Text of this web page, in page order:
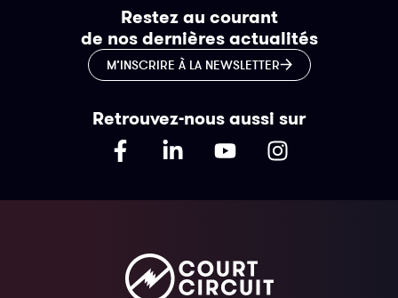
Restez au courant
de nos dernières actualités
M’INSCRIRE À LA NEWSLETTER
Retrouvez-nous aussi sur